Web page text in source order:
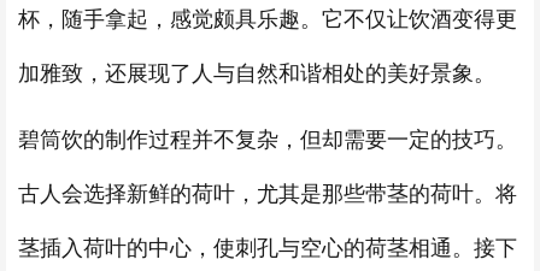
杯，随手拿起，感觉颇具乐趣。它不仅让饮酒变得更
加雅致，还展现了人与自然和谐相处的美好景象。
碧筒饮的制作过程并不复杂，但却需要一定的技巧。
古人会选择新鲜的荷叶，尤其是那些带茎的荷叶。将
茎插入荷叶的中心，使刺孔与空心的荷茎相通。接下